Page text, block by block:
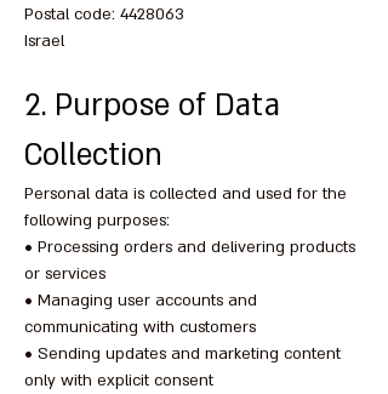
Postal code: 4428063
Israel
2. Purpose of Data
Collection
Personal data is collected and used for the
following purposes:
• Processing orders and delivering products
or services
• Managing user accounts and
communicating with customers
• Sending updates and marketing content
only with explicit consent